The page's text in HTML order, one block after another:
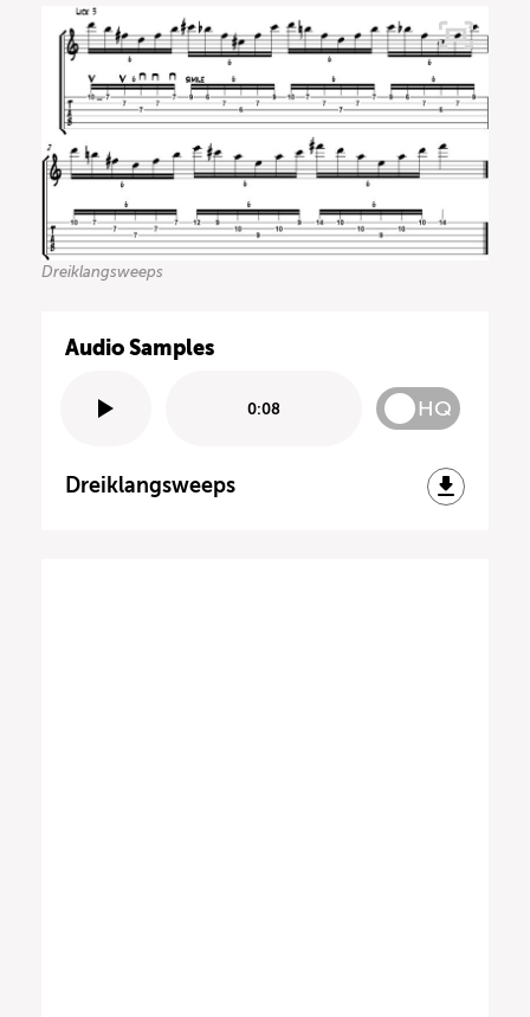
Dreiklangsweeps
Audio Samples
0:08 HQ
Dreiklangsweeps